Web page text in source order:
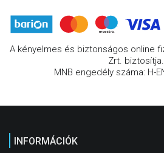
A kényelmes és biztonságos online
Zrt. biztosítja.
MNB engedély száma: H-
INFORMÁCIÓK